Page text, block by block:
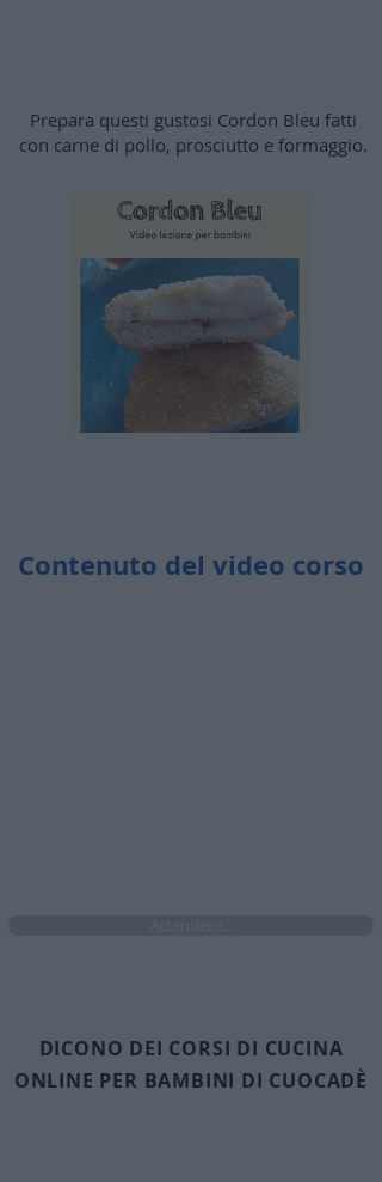
Prepara questi gustosi Cordon Bleu fatti
con carne di pollo, prosciutto e formaggio.
Contenuto del video corso
DICONO DEI CORSI DI CUCINA
ONLINE PER BAMBINI DI CUOCADÈ